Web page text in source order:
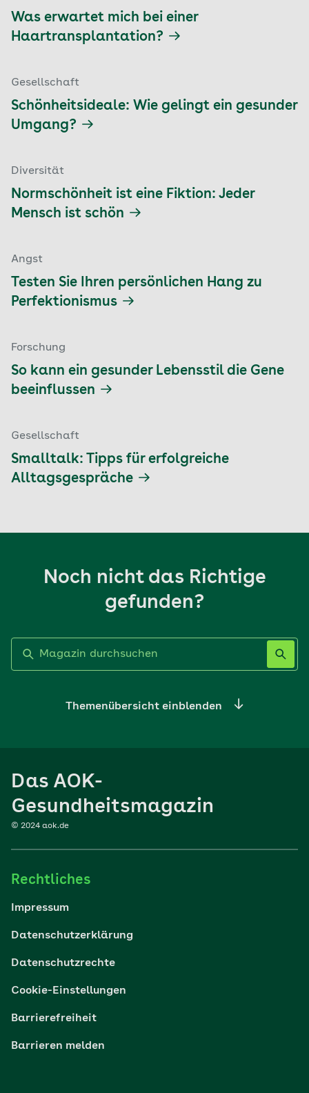
Was erwartet mich bei einer
Haartransplantation?
Gesellschaft
Schönheitsideale: Wie gelingt ein gesunder
Umgang?
Diversität
Normschönheit ist eine Fiktion: Jeder
Mensch ist schön
Angst
Testen Sie Ihren persönlichen Hang zu
Perfektionismus
Forschung
So kann ein gesunder Lebensstil die Gene
beeinflussen
Gesellschaft
Smalltalk: Tipps für erfolgreiche
Alltagsgespräche
Noch nicht das Richtige
gefunden?
Themenübersicht einblenden
Sport
Reisen
Wohlbefinden
Digital gesund
Das AOK-
Gesundheitsmagazin
© 2024 aok.de
Rechtliches
Impressum
Datenschutzerklärung
Datenschutzrechte
Cookie-Einstellungen
Barrierefreiheit
Barrieren melden